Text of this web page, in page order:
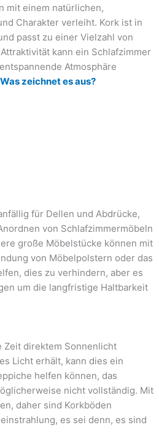
mit einem natürlichen,
Charakter verleiht. Kork ist in
passt zu einer Vielzahl von
kann ein Schlafzimmer
Atmosphäre
zeichnet es aus?
für Dellen und Abdrücke,
von Schlafzimmermöbeln
große Möbelstücke können mit
von Möbelpolstern oder das
dies zu verhindern, aber es
um die langfristige Haltbarkeit
Zeit direktem Sonnenlicht
Licht erhält, kann dies ein
helfen können, das
nicht vollständig. Mit
daher sind Korkböden
es sei denn, es sind